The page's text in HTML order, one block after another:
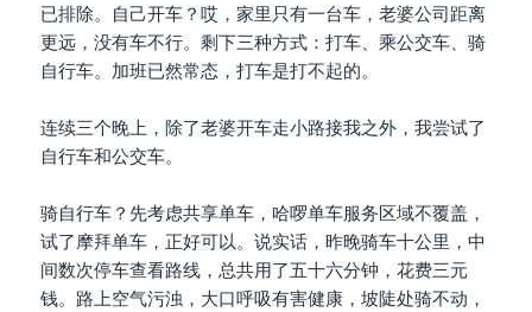
已排除。自己开车？哎，家里只有一台车，老婆公司距离
更远，没有车不行。剩下三种方式：打车、乘公交车、骑
自行车。加班已然常态，打车是打不起的。
连续三个晚上，除了老婆开车走小路接我之外，我尝试了
自行车和公交车。
骑自行车？先考虑共享单车，哈啰单车服务区域不覆盖，
试了摩拜单车，正好可以。说实话，昨晚骑车十公里，中
间数次停车查看路线，总共用了五十六分钟，花费三元
钱。路上空气污浊，大口呼吸有害健康，坡陡处骑不动，